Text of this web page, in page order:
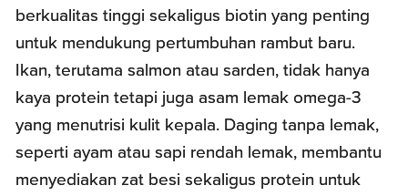
berkualitas tinggi sekaligus biotin yang penting
untuk mendukung pertumbuhan rambut baru.
Ikan, terutama salmon atau sarden, tidak hanya
kaya protein tetapi juga asam lemak omega-3
yang menutrisi kulit kepala. Daging tanpa lemak,
seperti ayam atau sapi rendah lemak, membantu
menyediakan zat besi sekaligus protein untuk